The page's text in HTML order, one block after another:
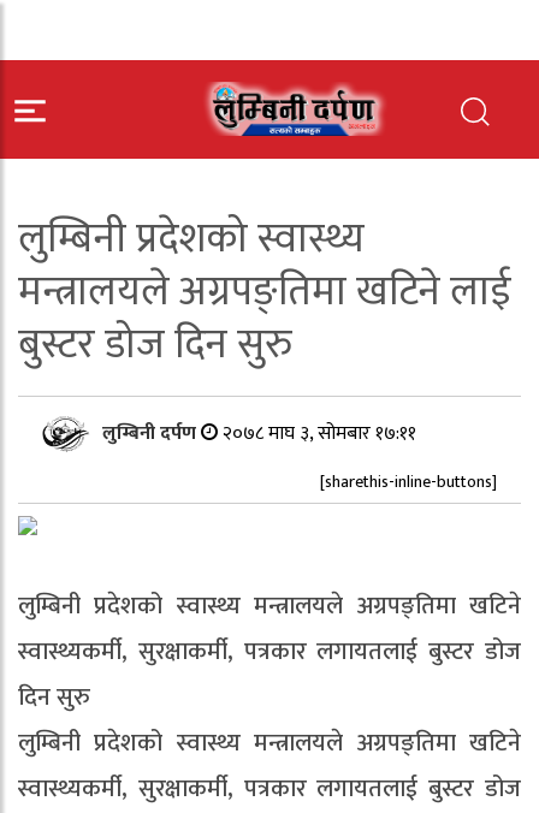
लुम्बिनी प्रदेशको स्वास्थ्य
मन्त्रालयले अग्रपङ्तिमा खटिने लाई
बुस्टर डोज दिन सुरु
लुम्बिनी दर्पण २०७८ माघ ३, सोमबार १७:११
[sharethis-inline-buttons]
लुम्बिनी प्रदेशको स्वास्थ्य मन्त्रालयले अग्रपङ्तिमा खटिने
स्वास्थ्यकर्मी, सुरक्षाकर्मी, पत्रकार लगायतलाई बुस्टर डोज
दिन सुरु
लुम्बिनी प्रदेशको स्वास्थ्य मन्त्रालयले अग्रपङ्तिमा खटिने
स्वास्थ्यकर्मी, सुरक्षाकर्मी, पत्रकार लगायतलाई बुस्टर डोज